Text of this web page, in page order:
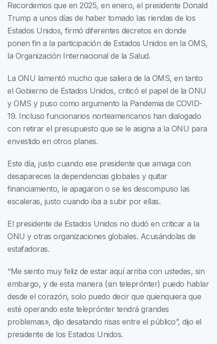
Recordemos que en 2025, en enero, el presidente Donald
Trump a unos días de haber tomado las riendas de los
Estados Unidos, firmó diferentes decretos en donde
ponen fin a la participación de Estados Unidos en la OMS,
la Organización Internacional de la Salud.
La ONU lamentó mucho que saliera de la OMS, en tanto
el Gobierno de Estados Unidos, criticó el papel de la ONU
y OMS y puso como argumento la Pandemia de COVID-
19. Incluso funcionarios norteamericanos han dialogado
con retirar el presupuesto que se le asigna a la ONU para
envestido en otros planes.
Este día, justo cuando ese presidente que amaga con
desapareces la dependencias globales y quitar
financiamiento, le apagaron o se les descompuso las
escaleras, justo cuando iba a subir por ellas.
El presidente de Estados Unidos no dudó en criticar a la
ONU y otras organizaciones globales. Acusándolas de
estafadoras.
“Me siento muy feliz de estar aquí arriba con ustedes, sin
embargo, y de esta manera (sin teleprónter) puedo hablar
desde el corazón, solo puedo decir que quienquiera que
esté operando este teleprónter tendrá grandes
problemas», dijo desatando risas entre el público”, dijo el
presidente de los Estados Unidos.